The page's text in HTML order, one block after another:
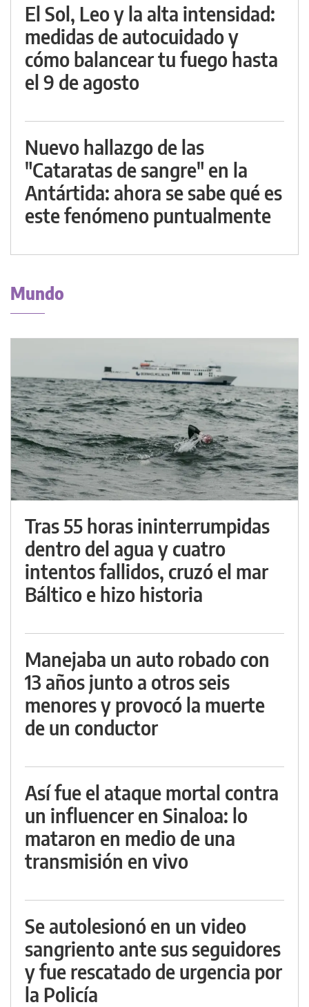
El Sol, Leo y la alta intensidad:
medidas de autocuidado y
cómo balancear tu fuego hasta
el 9 de agosto
Nuevo hallazgo de las
"Cataratas de sangre" en la
Antártida: ahora se sabe qué es
este fenómeno puntualmente
Mundo
Tras 55 horas ininterrumpidas
dentro del agua y cuatro
intentos fallidos, cruzó el mar
Báltico e hizo historia
Manejaba un auto robado con
13 años junto a otros seis
menores y provocó la muerte
de un conductor
Así fue el ataque mortal contra
un influencer en Sinaloa: lo
mataron en medio de una
transmisión en vivo
Se autolesionó en un video
sangriento ante sus seguidores
y fue rescatado de urgencia por
la Policía